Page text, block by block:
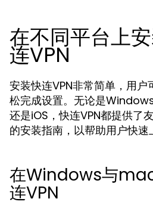
在不同平台上
连VPN
安装快连VPN非常简单，用
松完成设置。无论是
还是iOS，快连VPN都提供了
的安装指南，以帮助用户快速
在Windows与
连VPN